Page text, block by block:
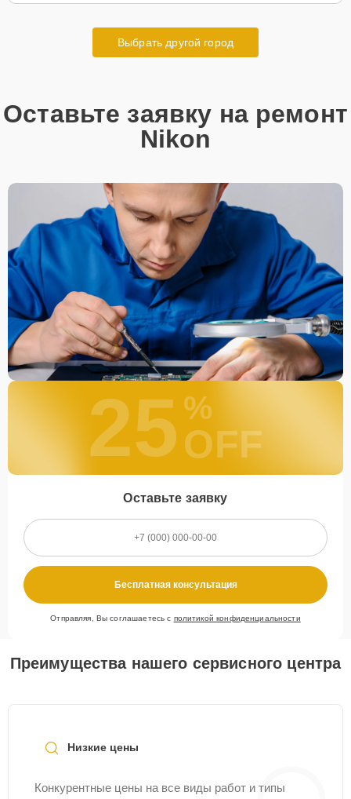
Выбрать другой город
Оставьте заявку на ремонт
Nikon
25 %
OFF
Оставьте заявку
Бесплатная консультация
Отправляя, Вы соглашаетесь с политикой конфиденциальности
Преимущества нашего сервисного центра
Низкие цены
Конкурентные цены на все виды работ и типы